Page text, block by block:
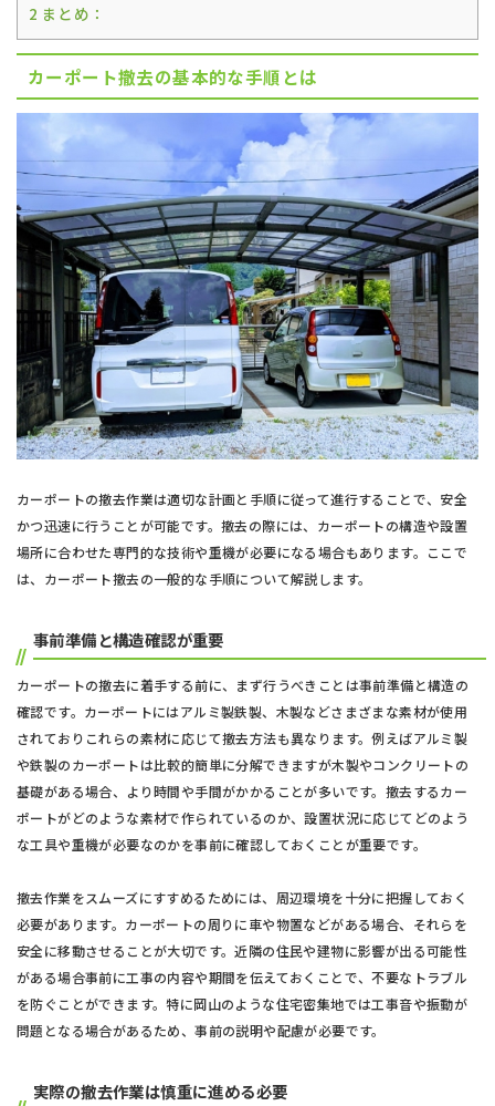
2 まとめ：
カーポート撤去の基本的な手順とは
カーポートの撤去作業は適切な計画と手順に従って進行することで、安全
かつ迅速に行うことが可能です。撤去の際には、カーポートの構造や設置
場所に合わせた専門的な技術や重機が必要になる場合もあります。ここで
は、カーポート撤去の一般的な手順について解説します。
事前準備と構造確認が重要
カーポートの撤去に着手する前に、まず行うべきことは事前準備と構造の
確認です。カーポートにはアルミ製鉄製、木製などさまざまな素材が使用
されておりこれらの素材に応じて撤去方法も異なります。例えばアルミ製
や鉄製のカーポートは比較的簡単に分解できますが木製やコンクリートの
基礎がある場合、より時間や手間がかかることが多いです。撤去するカー
ポートがどのような素材で作られているのか、設置状況に応じてどのよう
な工具や重機が必要なのかを事前に確認しておくことが重要です。
撤去作業をスムーズにすすめるためには、周辺環境を十分に把握しておく
必要があります。カーポートの周りに車や物置などがある場合、それらを
安全に移動させることが大切です。近隣の住民や建物に影響が出る可能性
がある場合事前に工事の内容や期間を伝えておくことで、不要なトラブル
を防ぐことができます。特に岡山のような住宅密集地では工事音や振動が
問題となる場合があるため、事前の説明や配慮が必要です。
実際の撤去作業は慎重に進める必要